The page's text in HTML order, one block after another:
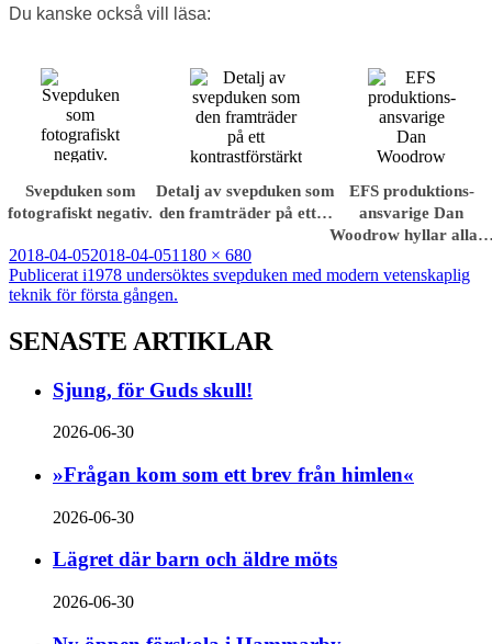
Du kanske också vill läsa:
Svepduken som
fotografiskt negativ.
Detalj av svepduken som
den framträder på ett…
EFS produktions­
ansvarige Dan
Woodrow hyllar
Postat
2018-04-052018-04-05Full
storlek
1180 × 680
Inläggsnavigering
Publicerat i1978 undersöktes svepduken med modern vetenskaplig
teknik för första gången.
SENASTE ARTIKLAR
Sjung, för Guds skull!
2026-06-30
»Frågan kom som ett brev från himlen«
2026-06-30
Lägret där barn och äldre möts
2026-06-30